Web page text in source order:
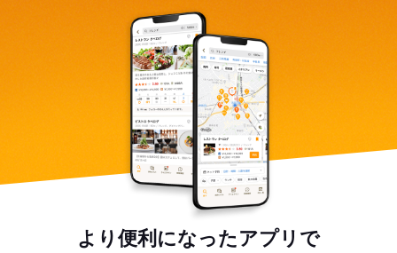
より便利になったアプリで